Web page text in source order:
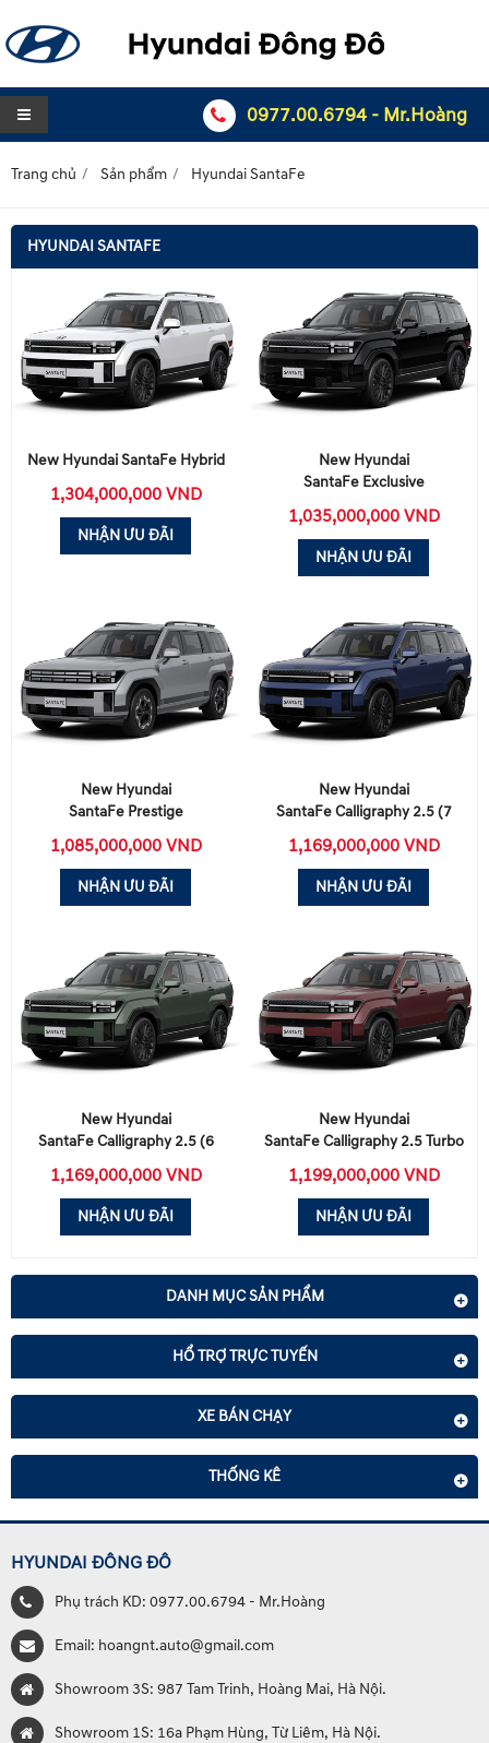
0977.00.6794 - Mr.Hoàng
Trang chủ Sản phẩm Hyundai SantaFe
DANH MỤC SẢN PHẨM
HỔ TRỢ TRỰC TUYẾN
XE BÁN CHẠY
THỐNG KÊ
HYUNDAI SANTAFE
New Hyundai SantaFe Hybrid
1,304,000,000 VND
NHẬN ƯU ĐÃI
New Hyundai
SantaFe Exclusive
1,035,000,000 VND
NHẬN ƯU ĐÃI
New Hyundai
SantaFe Prestige
1,085,000,000 VND
NHẬN ƯU ĐÃI
New Hyundai
SantaFe Calligraphy 2.5 (7
1,169,000,000 VND
NHẬN ƯU ĐÃI
New Hyundai
SantaFe Calligraphy 2.5 (6
1,169,000,000 VND
NHẬN ƯU ĐÃI
New Hyundai
SantaFe Calligraphy 2.5 Turbo
1,199,000,000 VND
NHẬN ƯU ĐÃI
HYUNDAI ĐÔNG ĐÔ
Phụ trách KD: 0977.00.6794 - Mr.Hoàng
Email: hoangnt.auto@gmail.com
Showroom 3S: 987 Tam Trinh, Hoàng Mai, Hà Nội.
Showroom 1S: 16a Phạm Hùng, Từ Liêm, Hà Nội.